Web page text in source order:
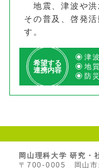
地震、津波や洪
その普及、啓発
す。
希望する
連携内容
津
地
防
岡山理科大学 研究・
〒700-0005 岡山市